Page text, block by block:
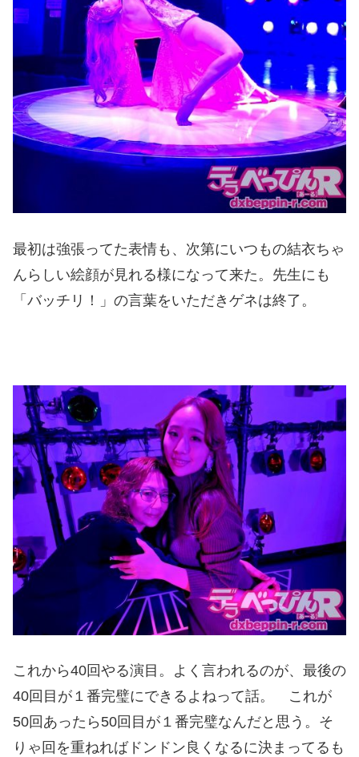
最初は強張ってた表情も、次第にいつもの結衣ちゃ
んらしい絵顔が見れる様になって来た。先生にも
「バッチリ！」の言葉をいただきゲネは終了。
これから40回やる演目。よく言われるのが、最後の
40回目が１番完璧にできるよねって話。 これが
50回あったら50回目が１番完璧なんだと思う。そ
りゃ回を重ねればドンドン良くなるに決まってるも